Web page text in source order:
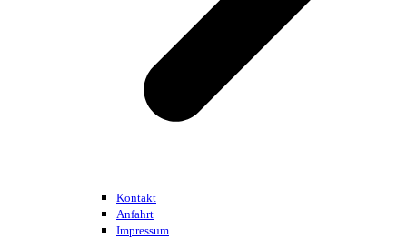
Kontakt
Anfahrt
Impressum